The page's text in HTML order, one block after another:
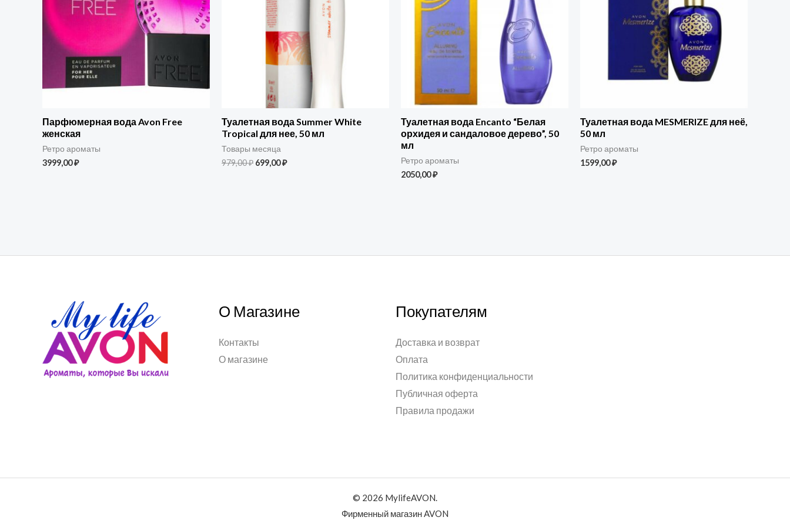
Парфюмерная вода Avon Free
женская
Ретро ароматы
3999,00₽
Туалетная вода Summer White
Tropical для нее, 50 мл
Товары месяца
979,00₽ 699,00₽
Туалетная вода Encanto “Белая
орхидея и сандаловое дерево”, 50
мл
Ретро ароматы
2050,00₽
Туалетная вода MESMERIZE для неё,
50 мл
Ретро ароматы
1599,00₽
О Магазине
Контакты
О магазине
Покупателям
Доставка и возврат
Оплата
Политика конфиденциальности
Публичная оферта
Правила продажи
© 2026 MylifeAVON.
Фирменный магазин AVON